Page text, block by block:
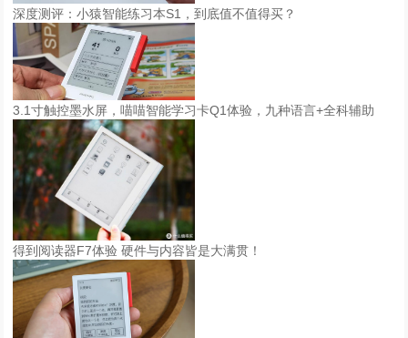
深度测评：小猿智能练习本S1，到底值不值得买？
3.1寸触控墨水屏，喵喵智能学习卡Q1体验，九种语言+全科辅助
得到阅读器F7体验 硬件与内容皆是大满贯！